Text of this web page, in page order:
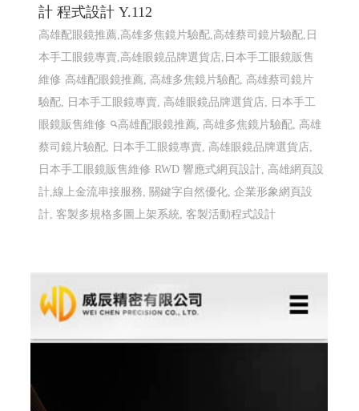
計 程式設計 Y.112
高雄配眼鏡推薦,高雄多焦鏡片驗配,高雄蔡司鏡片驗配,日
本手工眼鏡專賣,高雄眼鏡品牌選貨店,日本手工眼鏡販售
維修 高雄配眼鏡推薦, 高雄多焦鏡片驗配, 高雄蔡司鏡片
驗配, 日本手工眼鏡專賣, 高雄眼鏡品牌選貨店, 日本手工
眼鏡販售維修
高雄配眼鏡推薦, 高雄多焦鏡片驗配, 高雄
蔡司鏡片驗配, 日本手工眼鏡專賣, 高雄眼鏡品牌選貨店,
日本手工眼鏡販售維修 RWD 響應式網頁設計, 高雄網頁設
計,線上金流串接服務, 關鍵字自然優化, 企業形象網頁設
計, 客製多規格多圖上架系統, 客製活動程式設計